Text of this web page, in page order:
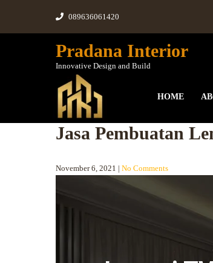
089636061420
Pradana Interior
Innovative Design and Build
HOME
Jasa Pembuatan
November 6, 2021 | No Comments